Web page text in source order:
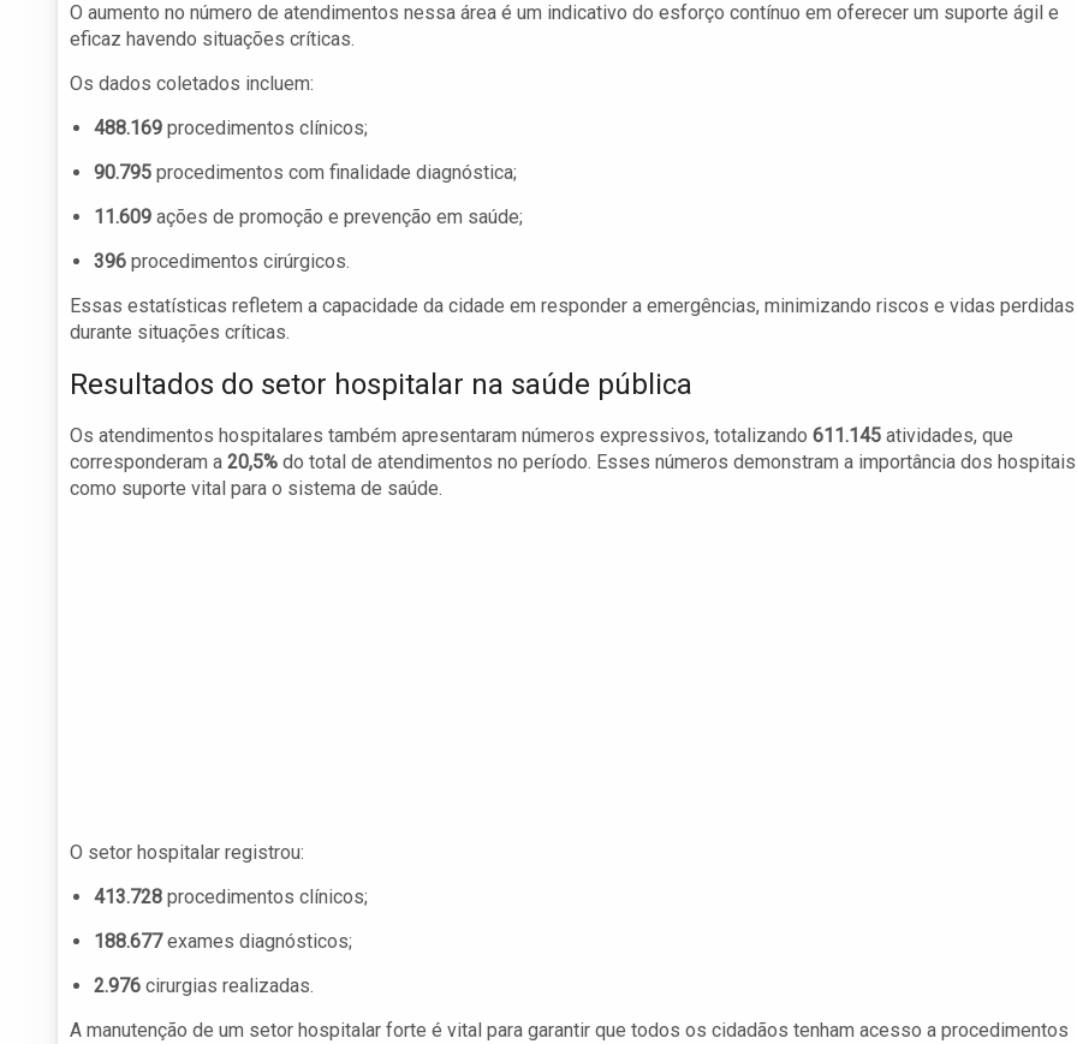
O aumento no número de atendimentos nessa área é um indicativo do esforço contínuo em oferecer um suporte ágil e
eficaz havendo situações críticas.
Os dados coletados incluem:
488.169 procedimentos clínicos;
90.795 procedimentos com finalidade diagnóstica;
11.609 ações de promoção e prevenção em saúde;
396 procedimentos cirúrgicos.
Essas estatísticas refletem a capacidade da cidade em responder a emergências, minimizando riscos e vidas perdidas
durante situações críticas.
Resultados do setor hospitalar na saúde pública
Os atendimentos hospitalares também apresentaram números expressivos, totalizando 611.145 atividades, que
corresponderam a 20,5% do total de atendimentos no período. Esses números demonstram a importância dos hospitais
como suporte vital para o sistema de saúde.
O setor hospitalar registrou:
413.728 procedimentos clínicos;
188.677exames diagnósticos;
2.976 cirurgias realizadas.
A manutenção de um setor hospitalar forte é vital para garantir que todos os cidadãos tenham acesso a procedimentos